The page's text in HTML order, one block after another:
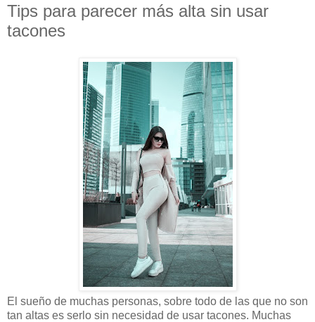
Tips para parecer más alta sin usar
tacones
El sueño de muchas personas, sobre todo de las que no son
tan altas es serlo sin necesidad de usar tacones. Muchas